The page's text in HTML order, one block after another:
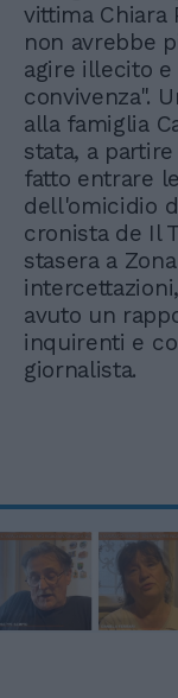
vittima Chiara
non avrebbe
agire illecito
convivenza".
alla famiglia
stata, a
fatto entrare
dell'omicidio
cronista de Il
stasera a
avuto un
inquirenti e
giornalista.